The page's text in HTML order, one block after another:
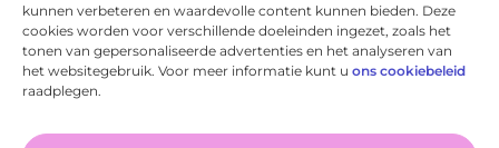
kunnen verbeteren en waardevolle content kunnen bieden. Deze
cookies worden voor verschillende doeleinden ingezet, zoals het
tonen van gepersonaliseerde advertenties en het analyseren van
het websitegebruik. Voor meer informatie kunt u ons cookiebeleid
raadplegen.
De voordelen van het drukken van kalenders voor jouw
bedrijf!
Goed artikel? Deel hem dan op: Share on X (Twitter)